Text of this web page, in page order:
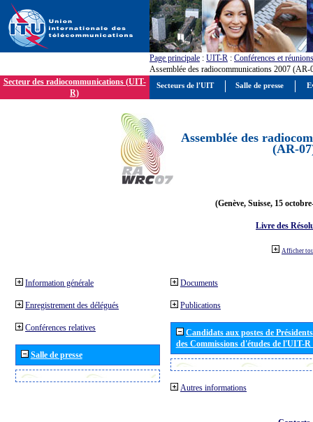
Page principale : UIT-R : Conférences et réunions
Assemblée des radiocommunications 2007 (AR-
Secteur des radiocommunications (UIT-
R)
Assemblée des
(AR-
(Genève, Suisse, 15
Livre des
Afficher
Information générale
Enregistrement des délégués
Conférences relatives
Salle de presse
Documents
Publications
Candidats aux postes de
des Commissions d'études de l'UIT-
Autres informations
Secteurs de l'UIT Salle de presse